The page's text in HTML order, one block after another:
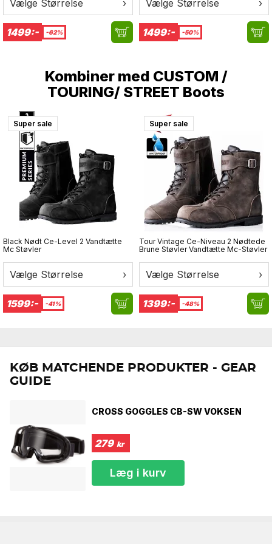
S passer hovedomkreds 52–53 cm
M passer hovedomkreds 54–56 cm
XL passer hovedomkreds 60 cm
øjenbrynene for at vælge den rette størrelse.
Vælge Størrelse ›
1499:- -62%
Vælge Størrelse ›
1499:- -50%
Kombiner med CUSTOM /
TOURING/ STREET Boots
Super sale
Black Nødt Ce-Level 2 Vandtætte
Mc Støvler
Vælge Størrelse ›
1599:- -41%
Super sale
Tour Vintage Ce-Niveau 2 Nødtede
Brune Støvler Vandtætte Mc-Støvler
Vælge Størrelse ›
1399:- -48%
KØB MATCHENDE PRODUKTER - GEAR
GUIDE
CROSS GOGGLES CB-SW VOKSEN
279 kr
Læg i kurv